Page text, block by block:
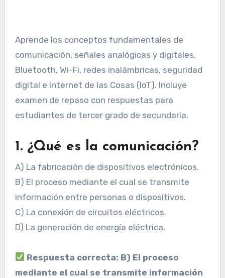
Aprende los conceptos fundamentales de
comunicación, señales analógicas y digitales,
Bluetooth, Wi-Fi, redes inalámbricas, seguridad
digital e Internet de las Cosas (IoT). Incluye
examen de repaso con respuestas para
estudiantes de tercer grado de secundaria.
1. ¿Qué es la comunicación?
A) La fabricación de dispositivos electrónicos.
B) El proceso mediante el cual se transmite
información entre personas o dispositivos.
C) La conexión de circuitos eléctricos.
D) La generación de energía eléctrica.
Respuesta correcta: B) El proceso
mediante el cual se transmite información